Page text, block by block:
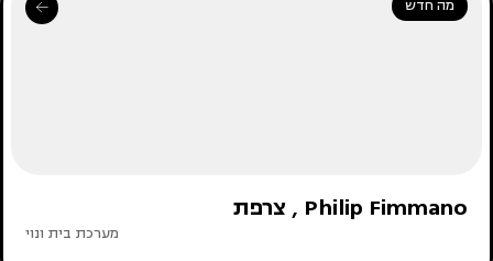
מה חדש
Philip Fimmano , צרפת
מערכת בית ונוי